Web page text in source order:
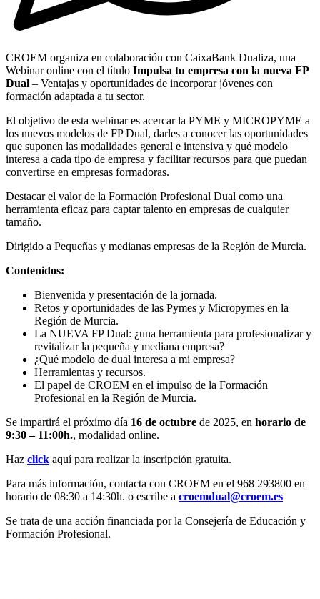
CROEM organiza en colaboración con CaixaBank Dualiza, una
Webinar online con el título Impulsa tu empresa con la nueva FP
Dual – Ventajas y oportunidades de incorporar jóvenes con
formación adaptada a tu sector.
El objetivo de esta webinar es acercar la PYME y MICROPYME a
los nuevos modelos de FP Dual, darles a conocer las oportunidades
que suponen las modalidades general e intensiva y qué modelo
interesa a cada tipo de empresa y facilitar recursos para que puedan
convertirse en empresas formadoras.
Destacar el valor de la Formación Profesional Dual como una
herramienta eficaz para captar talento en empresas de cualquier
tamaño.
Dirigido a Pequeñas y medianas empresas de la Región de Murcia.
Contenidos:
Bienvenida y presentación de la jornada.
Retos y oportunidades de las Pymes y Micropymes en la
Región de Murcia.
La NUEVA FP Dual: ¿una herramienta para profesionalizar y
revitalizar la pequeña y mediana empresa?
¿Qué modelo de dual interesa a mi empresa?
Herramientas y recursos.
El papel de CROEM en el impulso de la Formación
Profesional en la Región de Murcia.
Se impartirá el próximo día 16 de octubre de 2025, en horario de
9:30 – 11:00h., modalidad online.
Haz click aquí para realizar la inscripción gratuita.
Para más información, contacta con CROEM en el 968 293800 en
horario de 08:30 a 14:30h. o escribe a croemdual@croem.es
Se trata de una acción financiada por la Consejería de Educación y
Formación Profesional.